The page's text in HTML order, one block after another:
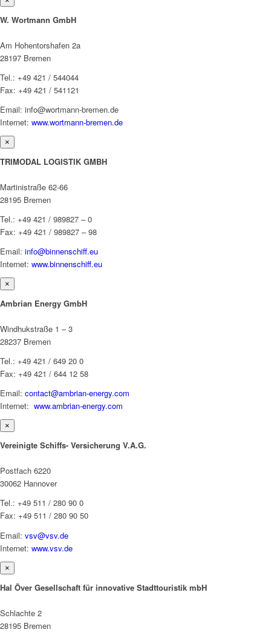
W. Wortmann GmbH
Am Hohentorshafen 2a
28197 Bremen
Tel.: +49 421 / 544044
Fax: +49 421 / 541121
Email: info@wortmann-bremen.de
Internet: www.wortmann-bremen.de
×
TRIMODAL LOGISTIK GMBH
Martinistraße 62-66
28195 Bremen
Tel.: +49 421 / 989827 – 0
Fax: +49 421 / 989827 – 98
Email: info@binnenschiff.eu
Internet: www.binnenschiff.eu
×
Ambrian Energy GmbH
Windhukstraße 1 – 3
28237 Bremen
Tel.: +49 421 / 649 20 0
Fax: +49 421 / 644 12 58
Email: contact@ambrian-energy.com
Internet: www.ambrian-energy.com
×
Vereinigte Schiffs- Versicherung V.A.G.
Postfach 6220
30062 Hannover
Tel.: +49 511 / 280 90 0
Fax: +49 511 / 280 90 50
Email: vsv@vsv.de
Internet: www.vsv.de
×
Hal Över Gesellschaft für innovative Stadttouristik mbH
Schlachte 2
28195 Bremen